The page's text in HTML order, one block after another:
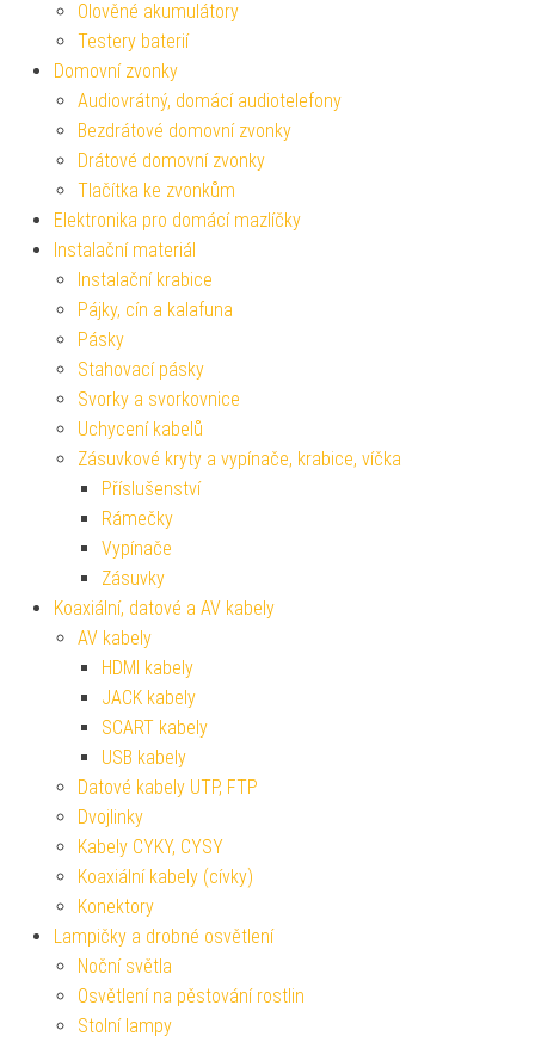
Olověné akumulátory
Testery baterií
Domovní zvonky
Audiovrátný, domácí audiotelefony
Bezdrátové domovní zvonky
Drátové domovní zvonky
Tlačítka ke zvonkům
Elektronika pro domácí mazlíčky
Instalační materiál
Instalační krabice
Pájky, cín a kalafuna
Pásky
Stahovací pásky
Svorky a svorkovnice
Uchycení kabelů
Zásuvkové kryty a vypínače, krabice, víčka
Příslušenství
Rámečky
Vypínače
Zásuvky
Koaxiální, datové a AV kabely
AV kabely
HDMI kabely
JACK kabely
SCART kabely
USB kabely
Datové kabely UTP, FTP
Dvojlinky
Kabely CYKY, CYSY
Koaxiální kabely (cívky)
Konektory
Lampičky a drobné osvětlení
Noční světla
Osvětlení na pěstování rostlin
Stolní lampy